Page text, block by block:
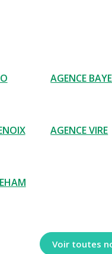
AGENCE
AGENCE VIRE
Voir toutes